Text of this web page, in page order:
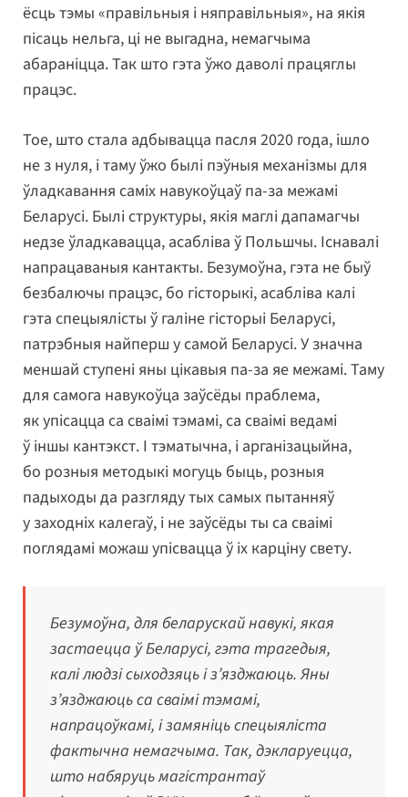
ёсць тэмы «правільныя і няправільныя», на якія
пісаць нельга, ці не выгадна, немагчыма
абараніцца. Так што гэта ўжо даволі працяглы
працэс.
Тое, што стала адбывацца пасля 2020 года, ішло
не з нуля, і таму ўжо былі пэўныя механізмы для
ўладкавання саміх навукоўцаў па-за межамі
Беларусі. Былі структуры, якія маглі дапамагчы
недзе ўладкавацца, асабліва ў Польшчы. Існавалі
напрацаваныя кантакты. Безумоўна, гэта не быў
безбалючы працэс, бо гісторыкі, асабліва калі
гэта спецыялісты ў галіне гісторыі Беларусі,
патрэбныя найперш у самой Беларусі. У значна
меншай ступені яны цікавыя па-за яе межамі. Таму
для самога навукоўца заўсёды праблема,
як упісацца са сваімі тэмамі, са сваімі ведамі
ў іншы кантэкст. І тэматычна, і арганізацыйна,
бо розныя методыкі могуць быць, розныя
падыходы да разгляду тых самых пытанняў
у заходніх калегаў, і не заўсёды ты са сваімі
поглядамі можаш упісвацца ў іх карціну свету.
Безумоўна, для беларускай навукі, якая
застаецца ў Беларусі, гэта трагедыя,
калі людзі сыходзяць і з’язджаюць. Яны
з’язджаюць са сваімі тэмамі,
напрацоўкамі, і замяніць спецыяліста
фактычна немагчыма. Так, дэкларуецца,
што набяруць магістрантаў